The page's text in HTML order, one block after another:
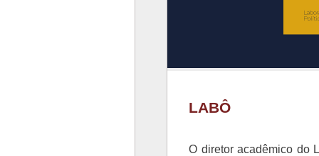
LABÔ
O diretor acadêmico do